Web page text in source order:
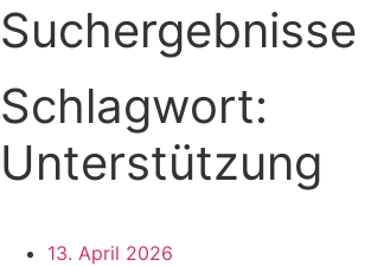
Suchergebnisse
Schlagwort:
Unterstützung
13. April 2026